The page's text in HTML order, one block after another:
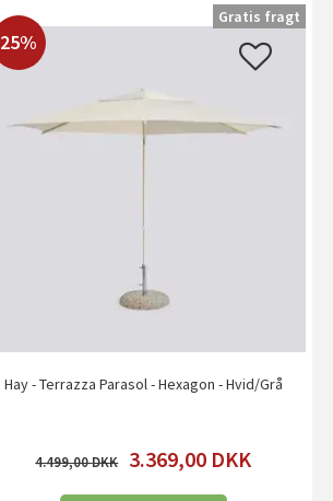
25%
Hay - Terrazza Parasol - Hexagon - Hvid/Grå
4.499,00 3.369,00 DKK
Gratis fragt